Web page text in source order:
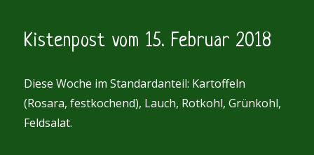
Februar
2018
Kistenpost vom 15. Februar 2018
Diese Woche im Standardanteil: Kartoffeln
(Rosara, festkochend), Lauch, Rotkohl, Grünkohl,
Feldsalat.